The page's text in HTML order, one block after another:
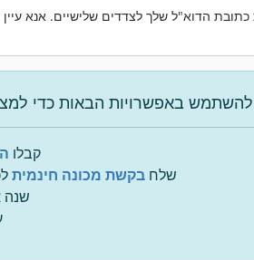
הדוא"ל שלך לצדדים שלישיים. אנא
קבלו
שלח בקשת מכונה חינמית
שנה